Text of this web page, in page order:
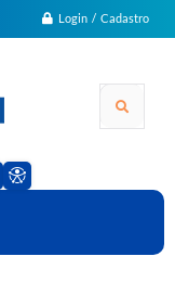
Login / Cadastro